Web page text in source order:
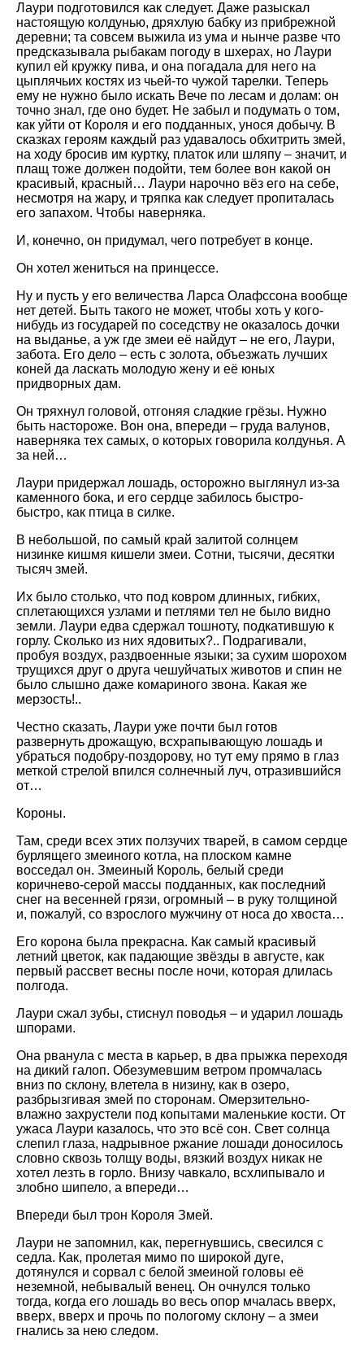
Лаури подготовился как следует. Даже разыскал
настоящую колдунью, дряхлую бабку из прибрежной
деревни; та совсем выжила из ума и нынче разве что
предсказывала рыбакам погоду в шхерах, но Лаури
купил ей кружку пива, и она погадала для него на
цыплячьих костях из чьей-то чужой тарелки. Теперь
ему не нужно было искать Вече по лесам и долам: он
точно знал, где оно будет. Не забыл и подумать о том,
как уйти от Короля и его подданных, унося добычу. В
сказках героям каждый раз удавалось обхитрить змей,
на ходу бросив им куртку, платок или шляпу – значит, и
плащ тоже должен подойти, тем более вон какой он
красивый, красный… Лаури нарочно вёз его на себе,
несмотря на жару, и тряпка как следует пропиталась
его запахом. Чтобы наверняка.
И, конечно, он придумал, чего потребует в конце.
Он хотел жениться на принцессе.
Ну и пусть у его величества Ларса Олафссона вообще
нет детей. Быть такого не может, чтобы хоть у кого-
нибудь из государей по соседству не оказалось дочки
на выданье, а уж где змеи её найдут – не его, Лаури,
забота. Его дело – есть с золота, объезжать лучших
коней да ласкать молодую жену и её юных
придворных дам.
Он тряхнул головой, отгоняя сладкие грёзы. Нужно
быть настороже. Вон она, впереди – груда валунов,
наверняка тех самых, о которых говорила колдунья. А
за ней…
Лаури придержал лошадь, осторожно выглянул из-за
каменного бока, и его сердце забилось быстро-
быстро, как птица в силке.
В небольшой, по самый край залитой солнцем
низинке кишмя кишели змеи. Сотни, тысячи, десятки
тысяч змей.
Их было столько, что под ковром длинных, гибких,
сплетающихся узлами и петлями тел не было видно
земли. Лаури едва сдержал тошноту, подкатившую к
горлу. Сколько из них ядовитых?.. Подрагивали,
пробуя воздух, раздвоенные языки; за сухим шорохом
трущихся друг о друга чешуйчатых животов и спин не
было слышно даже комариного звона. Какая же
мерзость!..
Честно сказать, Лаури уже почти был готов
развернуть дрожащую, всхрапывающую лошадь и
убраться подобру-поздорову, но тут ему прямо в глаз
меткой стрелой впился солнечный луч, отразившийся
от…
Короны.
Там, среди всех этих ползучих тварей, в самом сердце
бурлящего змеиного котла, на плоском камне
восседал он. Змеиный Король, белый среди
коричнево-серой массы подданных, как последний
снег на весенней грязи, огромный – в руку толщиной
и, пожалуй, со взрослого мужчину от носа до хвоста…
Его корона была прекрасна. Как самый красивый
летний цветок, как падающие звёзды в августе, как
первый рассвет весны после ночи, которая длилась
полгода.
Лаури сжал зубы, стиснул поводья – и ударил лошадь
шпорами.
Она рванула с места в карьер, в два прыжка переходя
на дикий галоп. Обезумевшим ветром промчалась
вниз по склону, влетела в низину, как в озеро,
разбрызгивая змей по сторонам. Омерзительно-
влажно захрустели под копытами маленькие кости. От
ужаса Лаури казалось, что это всё сон. Свет солнца
слепил глаза, надрывное ржание лошади доносилось
словно сквозь толщу воды, вязкий воздух никак не
хотел лезть в горло. Внизу чавкало, всхлипывало и
злобно шипело, а впереди…
Впереди был трон Короля Змей.
Лаури не запомнил, как, перегнувшись, свесился с
седла. Как, пролетая мимо по широкой дуге,
дотянулся и сорвал с белой змеиной головы её
неземной, небывалый венец. Он очнулся только
тогда, когда его лошадь во весь опор мчалась вверх,
вверх, вверх и прочь по пологому склону – а змеи
гнались за нею следом.